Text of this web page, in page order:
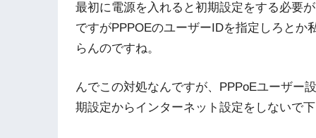
最初に電源を入れると初期設定をする必要
ですがPPPOEのユーザーIDを指定しろと
らんのですね。
んでこの対処なんですが、PPPoEユーザー
期設定からインターネット設定をしないで